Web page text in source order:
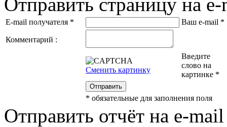
E-mail получателя * Ваш e-mail *
Комментарий :
Сменить картинку
Введите
слово на
картинке *
Отправить
* обязательные для заполнения поля
Отправить отчёт на e-mail